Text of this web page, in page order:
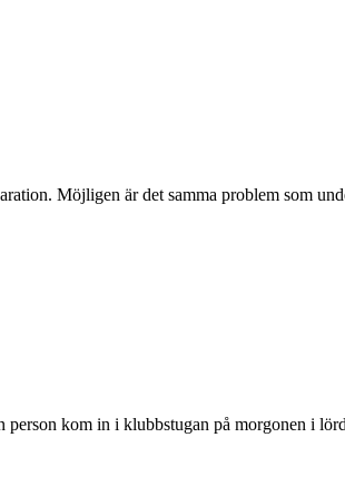
Möjligen är det samma problem som
kom in i klubbstugan på morgonen i